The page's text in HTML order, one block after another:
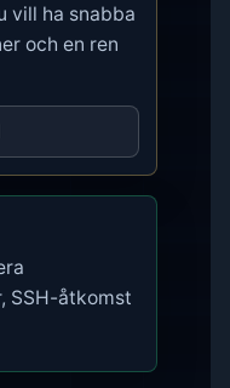
vill ha snabba
och en ren
SSH-åtkomst